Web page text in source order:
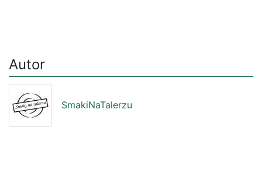
Autor
SmakiNaTalerzu